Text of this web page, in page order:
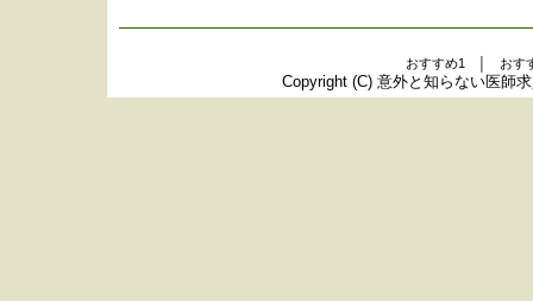
おすすめ1 │ お
Copyright (C) 意外と知らない医師